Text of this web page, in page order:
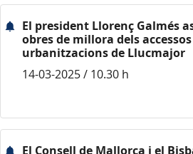
El president Llorenç Galmés
obres de millora dels
urbanitzacions de Llucmajor
14-03-2025 / 10.30 h
El Consell de Mallorca i el